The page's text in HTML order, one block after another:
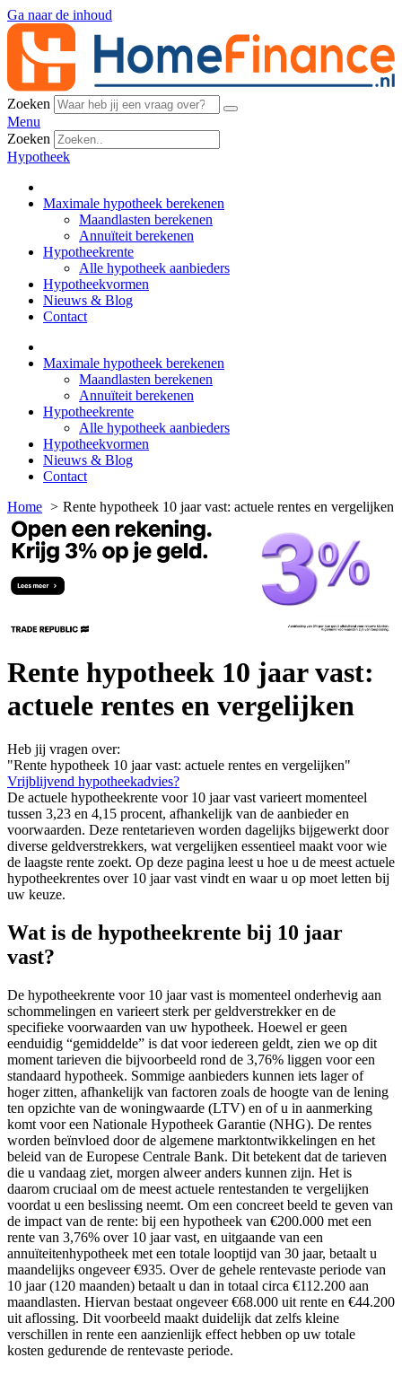
Ga naar de inhoud
Zoeken
Menu
Zoeken
Hypotheek
Maximale hypotheek berekenen
Maandlasten berekenen
Annuïteit berekenen
Hypotheekrente
Alle hypotheek aanbieders
Hypotheekvormen
Nieuws & Blog
Contact
Maximale hypotheek berekenen
Maandlasten berekenen
Annuïteit berekenen
Hypotheekrente
Alle hypotheek aanbieders
Hypotheekvormen
Nieuws & Blog
Contact
Home
Rente hypotheek 10 jaar vast: actuele rentes en vergelijken
Rente hypotheek 10 jaar vast:
actuele rentes en vergelijken
Heb jij vragen over:
"Rente hypotheek 10 jaar vast: actuele rentes en vergelijken"
Vrijblijvend hypotheekadvies?
De actuele hypotheekrente voor 10 jaar vast varieert momenteel
tussen 3,23 en 4,15 procent, afhankelijk van de aanbieder en
voorwaarden. Deze rentetarieven worden dagelijks bijgewerkt door
diverse geldverstrekkers, wat vergelijken essentieel maakt voor wie
de laagste rente zoekt. Op deze pagina leest u hoe u de meest actuele
hypotheekrentes over 10 jaar vast vindt en waar u op moet letten bij
uw keuze.
Wat is de hypotheekrente bij 10 jaar
vast?
De hypotheekrente voor 10 jaar vast is momenteel onderhevig aan
schommelingen en varieert sterk per geldverstrekker en de
specifieke voorwaarden van uw hypotheek. Hoewel er geen
eenduidig “gemiddelde” is dat voor iedereen geldt, zien we op dit
moment tarieven die bijvoorbeeld rond de 3,76% liggen voor een
standaard hypotheek. Sommige aanbieders kunnen iets lager of
hoger zitten, afhankelijk van factoren zoals de hoogte van de lening
ten opzichte van de woningwaarde (LTV) en of u in aanmerking
komt voor een Nationale Hypotheek Garantie (NHG). De rentes
worden beïnvloed door de algemene marktontwikkelingen en het
beleid van de Europese Centrale Bank. Dit betekent dat de tarieven
die u vandaag ziet, morgen alweer anders kunnen zijn. Het is
daarom cruciaal om de meest actuele rentestanden te vergelijken
voordat u een beslissing neemt. Om een concreet beeld te geven van
de impact van de rente: bij een hypotheek van €200.000 met een
rente van 3,76% over 10 jaar vast, en uitgaande van een
annuïteitenhypotheek met een totale looptijd van 30 jaar, betaalt u
maandelijks ongeveer €935. Over de gehele rentevaste periode van
10 jaar (120 maanden) betaalt u dan in totaal circa €112.200 aan
maandlasten. Hiervan bestaat ongeveer €68.000 uit rente en €44.200
uit aflossing. Dit voorbeeld maakt duidelijk dat zelfs kleine
verschillen in rente een aanzienlijk effect hebben op uw totale
kosten gedurende de rentevaste periode.